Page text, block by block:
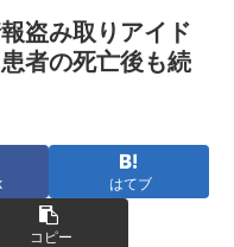
盗み取りアイド
者の死亡後も続
はてブ
コピー